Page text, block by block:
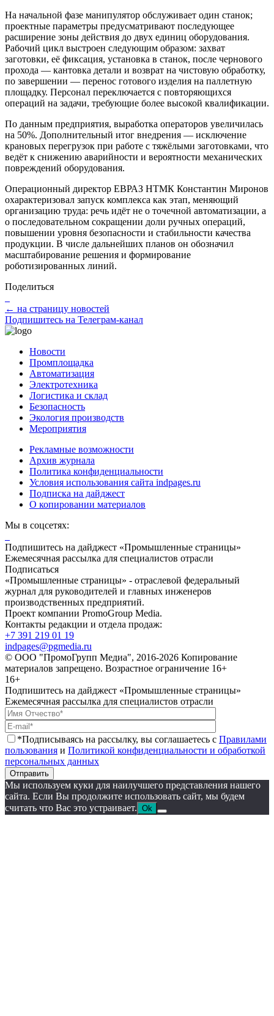
На начальной фазе манипулятор обслуживает один станок;
проектные параметры предусматривают последующее
расширение зоны действия до двух единиц оборудования.
Рабочий цикл выстроен следующим образом: захват
заготовки, её фиксация, установка в станок, после чернового
прохода — кантовка детали и возврат на чистовую обработку,
по завершении — перенос готового изделия на паллетную
площадку. Персонал переключается с повторяющихся
операций на задачи, требующие более высокой квалификации.
По данным предприятия, выработка операторов увеличилась
на 50%. Дополнительный итог внедрения — исключение
крановых перегрузок при работе с тяжёлыми заготовками, что
ведёт к снижению аварийности и вероятности механических
повреждений оборудования.
Операционный директор ЕВРАЗ НТМК Константин Миронов
охарактеризовал запуск комплекса как этап, меняющий
организацию труда: речь идёт не о точечной автоматизации, а
о последовательном сокращении доли ручных операций,
повышении уровня безопасности и стабильности качества
продукции. В числе дальнейших планов он обозначил
масштабирование решения и формирование
роботизированных линий.
Поделиться
← на страницу новостей
Подпишитесь на Телеграм-канал
Новости
Промплощадка
Автоматизация
Электротехника
Логистика и склад
Безопасность
Экология производств
Мероприятия
Рекламные возможности
Архив журнала
Политика конфиденциальности
Условия использования сайта indpages.ru
Подписка на дайджест
О копировании материалов
Мы в соцсетях:
Подпишитесь на дайджест «Промышленные страницы»
Ежемесячная рассылка для специалистов отрасли
Подписаться
«Промышленные страницы» - отраслевой федеральный
журнал для руководителей и главных инженеров
производственных предприятий.
Проект компании PromoGroup Media.
Контакты редакции и отдела продаж:
+7 391 219 01 19
indpages@pgmedia.ru
© ООО "ПромоГрупп Медиа", 2016-2026 Копирование
материалов запрещено. Возрастное ограничение 16+
16+
Подпишитесь на дайджест «Промышленные страницы»
Ежемесячная рассылка для специалистов отрасли
*Подписываясь на рассылку, вы соглашаетесь с Правилами
пользования и Политикой конфиденциальности и обработкой
персональных данных
Отправить
Мы используем куки для наилучшего представления нашего
сайта. Если Вы продолжите использовать сайт, мы будем
считать что Вас это устраивает. Ok